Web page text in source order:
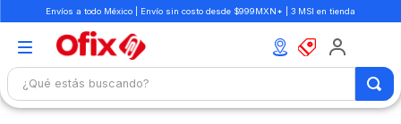
Envíos a todo México | Envío sin costo desde $999MXN* | 3 MSI en tienda
¿Qué estás buscando?